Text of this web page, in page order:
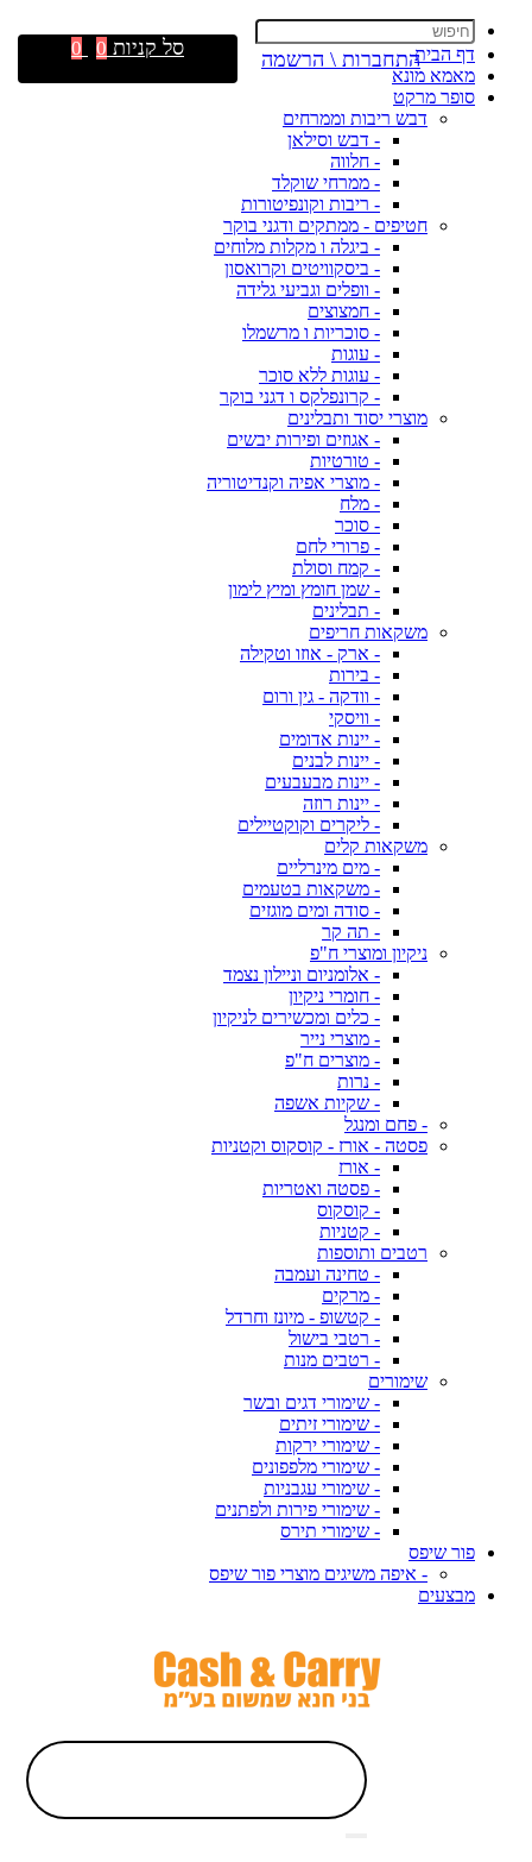
דף הבית
מאמא מונא
סופר מרקט
דבש ריבות וממרחים
- דבש וסילאן
- חלווה
- ממרחי שוקלד
- ריבות וקונפיטורות
חטיפים - ממתקים ודגני בוקר
- ביגלה ו מקלות מלוחים
- ביסקוויטים וקרואסון
- וופלים וגביעי גלידה
- חמצוצים
- סוכריות ו מרשמלו
- עוגות
- עוגות ללא סוכר
- קרונפלקס ו דגני בוקר
מוצרי יסוד ותבלינים
- אגוזים ופירות יבשים
- טורטיות
- מוצרי אפיה וקנדיטוריה
- מלח
- סוכר
- פרורי לחם
- קמח וסולת
- שמן חומץ ומיץ לימון
- תבלינים
משקאות חריפים
- ארק - אוזו וטקילה
- בירות
- וודקה - גין ורום
- וויסקי
- יינות אדומים
- יינות לבנים
- יינות מבעבעים
- יינות רוזה
- ליקרים וקוקטיילים
משקאות קלים
- מים מינרליים
- משקאות בטעמים
- סודה ומים מוגזים
- תה קר
ניקיון ומוצרי ח"פ
- אלומניום וניילון נצמד
- חומרי ניקיון
- כלים ומכשירים לניקיון
- מוצרי נייר
- מוצרים ח"פ
- נרות
- שקיות אשפה
- פחם ומנגל
פסטה - אורז - קוסקוס וקטניות
- אורז
- פסטה ואטריות
- קוסקוס
- קטניות
רטבים ותוספות
- טחינה ועמבה
- מרקים
- קטשופ - מיונז וחרדל
- רטבי בישול
- רטבים מנות
שימורים
- שימורי דגים ובשר
- שימורי זיתים
- שימורי ירקות
- שימורי מלפפונים
- שימורי עגבניות
- שימורי פירות ולפתנים
- שימורי תירס
פור שיפס
- איפה משיגים מוצרי פור שיפס
מבצעים
התחברות \ הרשמה סל קניות 0
0